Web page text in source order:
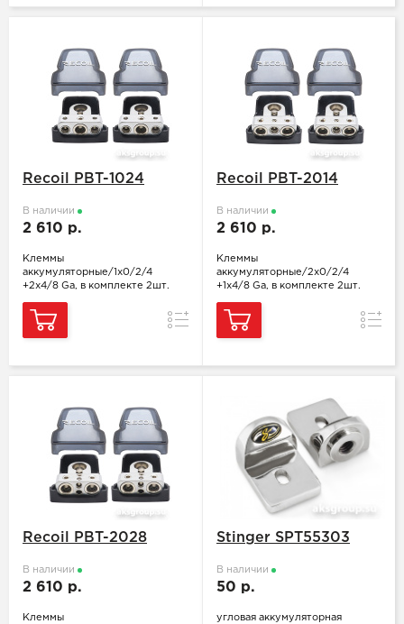
Recoil PBT-1024
В наличии
2 610 р.
Клеммы
аккумуляторные/1x0/2/4
+2x4/8 Ga, в комплекте 2шт.
Сравнение
Recoil PBT-2014
В наличии
2 610 р.
Клеммы
аккумуляторные/2x0/2/4
+1x4/8 Ga, в комплекте 2шт.
Recoil PBT-2028
В наличии
2 610 р.
Клеммы
Stinger SPT55303
В наличии
50 р.
угловая аккумуляторная